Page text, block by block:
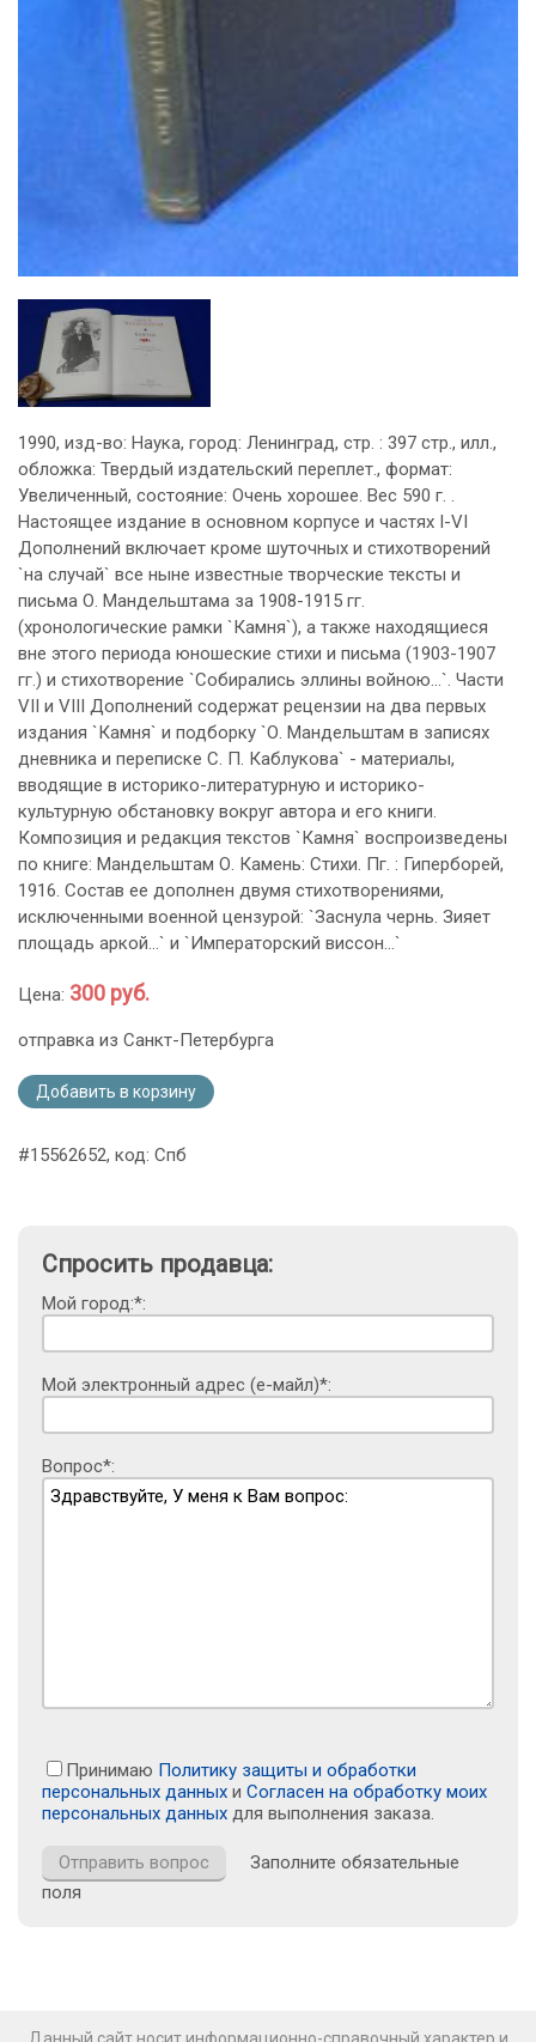
1990, изд-во: Наука, город: Ленинград, стр. : 397 стр., илл.,
обложка: Твердый издательский переплет., формат:
Увеличенный, состояние: Очень хорошее. Вес 590 г. .
Настоящее издание в основном корпусе и частях I-VI
Дополнений включает кроме шуточных и стихотворений
`на случай` все ныне известные творческие тексты и
письма О. Мандельштама за 1908-1915 гг.
(хронологические рамки `Камня`), а также находящиеся
вне этого периода юношеские стихи и письма (1903-1907
гг.) и стихотворение `Собирались эллины войною…`. Части
VII и VIII Дополнений содержат рецензии на два первых
издания `Камня` и подборку `О. Мандельштам в записях
дневника и переписке С. П. Каблукова` - материалы,
вводящие в историко-литературную и историко-
культурную обстановку вокруг автора и его книги.
Композиция и редакция текстов `Камня` воспроизведены
по книге: Мандельштам О. Камень: Стихи. Пг. : Гиперборей,
1916. Состав ее дополнен двумя стихотворениями,
исключенными военной цензурой: `Заснула чернь. Зияет
площадь аркой…` и `Императорский виссон…`
Цена: 300 руб.
отправка из Санкт-Петербурга
Добавить в корзину
#15562652, код: Спб
Спросить продавца:
Мой город:*:
Мой электронный адрес (е-майл)*:
Вопрос*:
Принимаю Политику защиты и обработки
персональных данных и Согласен на обработку моих
персональных данных для выполнения заказа.
Заполните обязательные
поля